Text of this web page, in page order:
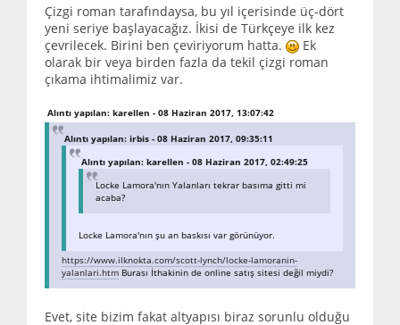
Çizgi roman tarafındaysa, bu yıl içerisinde üç-dört
yeni seriye başlayacağız. İkisi de Türkçeye ilk kez
çevrilecek. Birini ben çeviriyorum hatta.
Ek
olarak bir veya birden fazla da tekil çizgi roman
çıkama ihtimalimiz var.
Alıntı yapılan: karellen - 08 Haziran 2017, 13:07:42
Alıntı yapılan: irbis - 08 Haziran 2017, 09:35:11
Alıntı yapılan: karellen - 08 Haziran 2017, 02:49:25
Locke Lamora'nın Yalanları tekrar basıma gitti mi
acaba?
Locke Lamora'nın şu an baskısı var görünüyor.
https://www.ilknokta.com/scott-lynch/locke-lamoranin-
yalanlari.htm Burası İthakinin de online satış sitesi değil miydi?
Evet, site bizim fakat altyapısı biraz sorunlu olduğu